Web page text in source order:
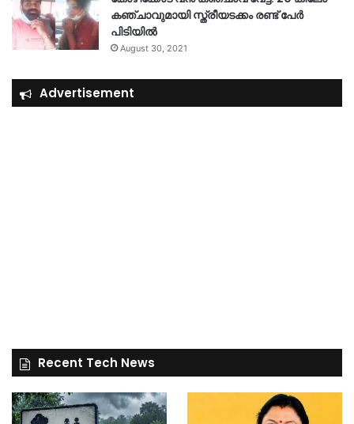
കഞ്ചാവുമായി സ്ത്രീയടക്കം രണ്ട് പേർ
പിടിയിൽ
August 30, 2021
Advertisement
Recent Tech News